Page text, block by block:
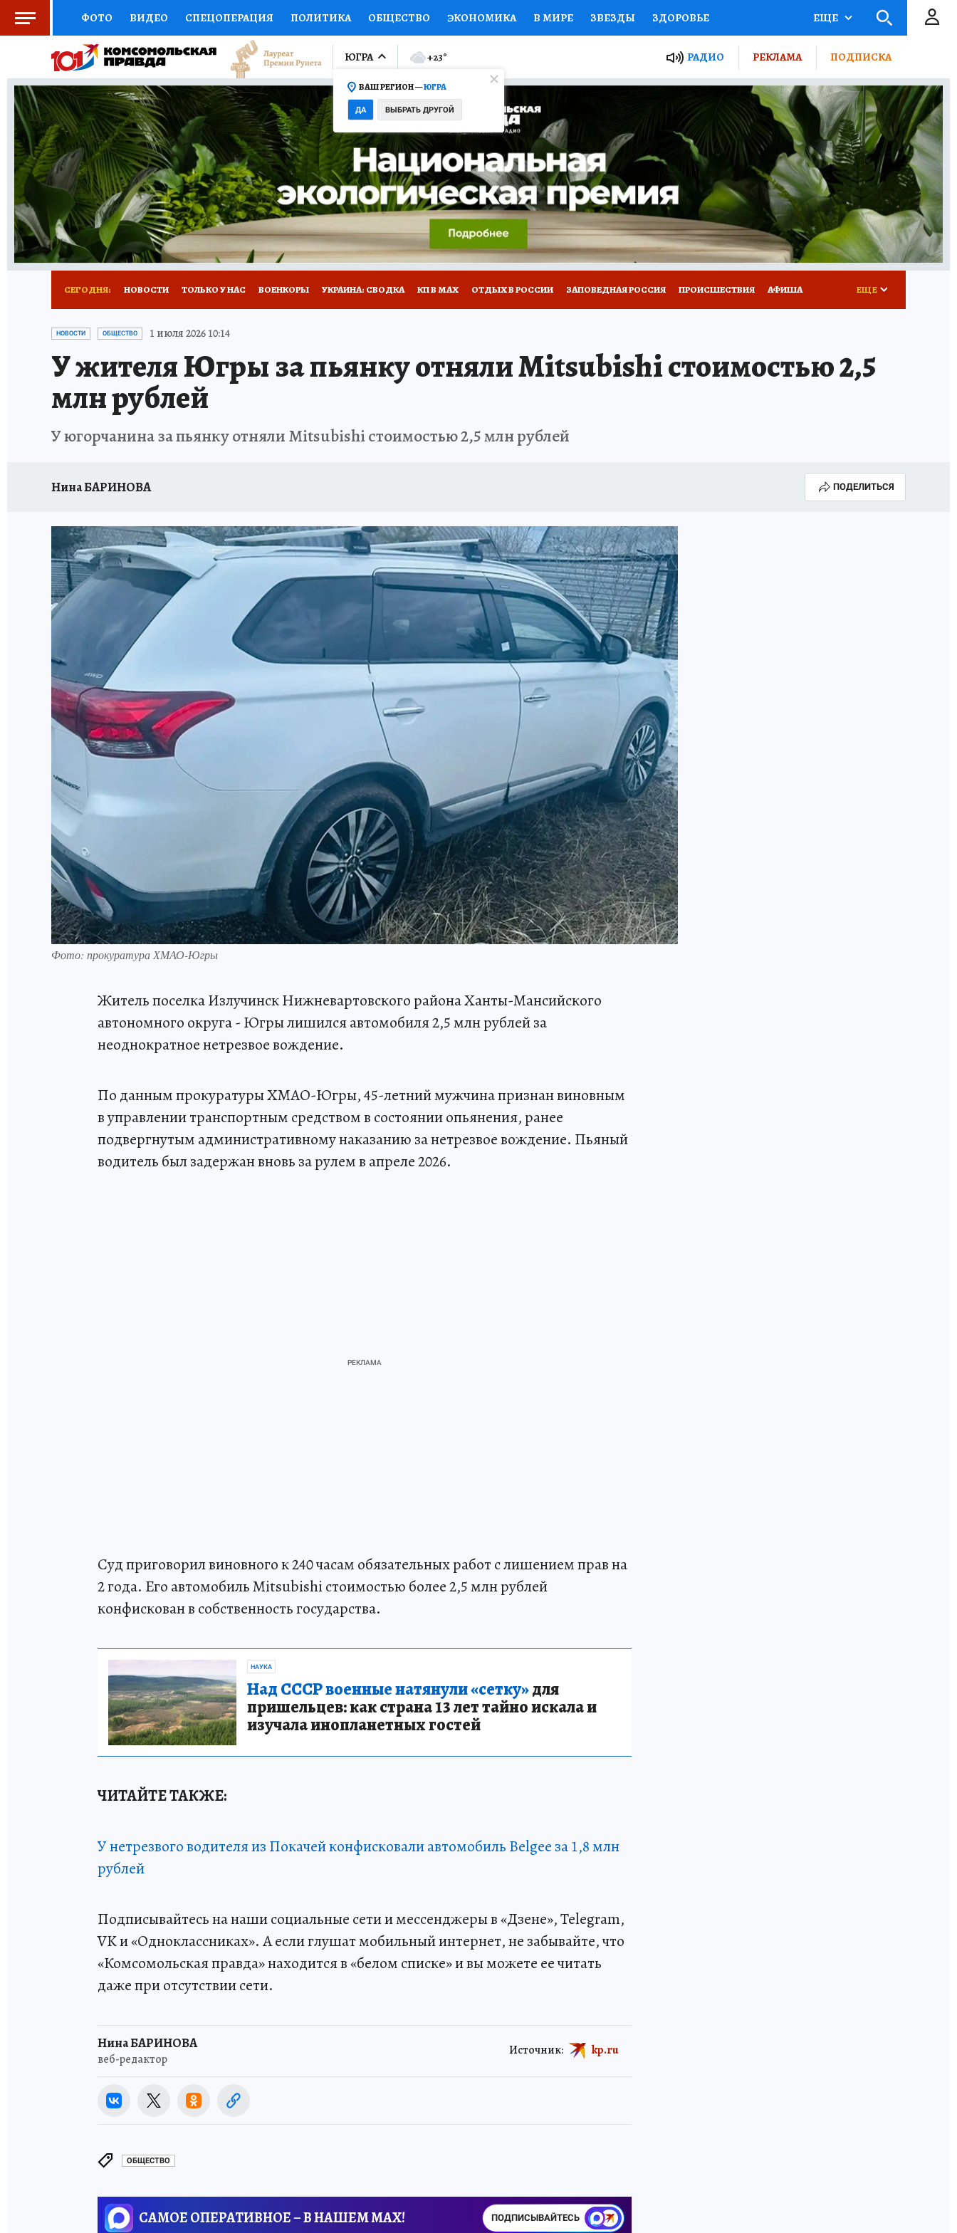
ФОТО ВИДЕО СПЕЦОПЕРАЦИЯ ПОЛИТИКА ОБЩЕСТВО ЭКОНОМИКА В МИРЕ ЗВЕЗДЫ ЗДОРОВЬЕ
СОЦПОДДЕРЖКА НАУКА СПОРТ КОЛУМНИСТЫ ПРОИСШЕСТВИЯ НАЦИОНАЛЬНЫЕ ПРОЕКТЫ РОССИИ
ВЫБОР ЭКСПЕРТОВ ДОКТОР ФИНАНСЫ ОТКРЫВАЕМ МИР СЕМЬЯ ЖЕНСКИЕ СЕКРЕТЫ ПУТЕВОДИТЕЛЬ
КНИЖНАЯ ПОЛКА ПРОГНОЗЫ НА СПОРТ ПРОМОКОДЫ СЕРИАЛЫ СПЕЦПРОЕКТЫ ДЕФИЦИТ ЖЕЛЕЗА ТУРИЗМ
ПРЕСС-ЦЕНТР НЕДВИЖИМОСТЬ ТЕЛЕВИЗОР КОЛЛЕКЦИИ КОНКУРСЫ РАБОТА У НАС ГИД ПОТРЕБИТЕЛЯ ВСЕ О КП
РАДИО КП РЕКЛАМА ТЕСТЫ НОВОЕ НА САЙТЕ
ЕЩЕ
ЮГРА
ВАШ РЕГИОН —ЮГРА
ДА ВЫБРАТЬ ДРУГОЙ
+23° РАДИО РЕКЛАМА ПОДПИСКА
СЕГОДНЯ: НОВОСТИ ТОЛЬКО У НАС ВОЕНКОРЫ УКРАИНА: СВОДКА КП В МАХ ОТДЫХ В РОССИИ ЗАПОВЕДНАЯ РОССИЯ ПРОИСШЕСТВИЯ АФИША
ИСПЫТАНО НА СЕБЕ
ЕЩЕ
НОВОСТИ ОБЩЕСТВО 1 июля 2026 10:14
У жителя Югры за пьянку отняли Mitsubishi стоимостью 2,5
млн рублей
У югорчанина за пьянку отняли Mitsubishi стоимостью 2,5 млн рублей
Нина БАРИНОВА ПОДЕЛИТЬСЯ
Фото: прокуратура ХМАО-Югры
Житель поселка Излучинск Нижневартовского района Ханты-Мансийского
автономного округа - Югры лишился автомобиля 2,5 млн рублей за
неоднократное нетрезвое вождение.
По данным прокуратуры ХМАО-Югры, 45-летний мужчина признан виновным
в управлении транспортным средством в состоянии опьянения, ранее
подвергнутым административному наказанию за нетрезвое вождение. Пьяный
водитель был задержан вновь за рулем в апреле 2026.
Суд приговорил виновного к 240 часам обязательных работ с лишением прав на
2 года. Его автомобиль Mitsubishi стоимостью более 2,5 млн рублей
конфискован в собственность государства.
НАУКА
Над СССР военные натянули «сетку»для
пришельцев: как страна 13 лет тайно искала и
изучала инопланетных гостей
ЧИТАЙТЕ ТАКЖЕ:
У нетрезвого водителя из Покачей конфисковали автомобиль Belgee за 1,8 млн
рублей
Подписывайтесь на наши социальные сети и мессенджеры в «Дзене», Telegram,
VK и «Одноклассниках». А если глушат мобильный интернет, не забывайте, что
«Комсомольская правда» находится в «белом списке» и вы можете ее читать
даже при отсутствии сети.
Нина БАРИНОВА
веб-редактор
Источник: kp.ru
ОБЩЕСТВО
САМОЕ ОПЕРАТИВНОЕ – В НАШЕМ MAX! ПОДПИСЫВАЙТЕСЬ